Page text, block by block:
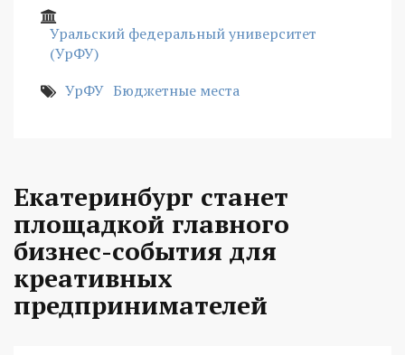
Уральский федеральный университет
(УрФУ)
УрФУ Бюджетные места
Екатеринбург станет
площадкой главного
бизнес-события для
креативных
предпринимателей